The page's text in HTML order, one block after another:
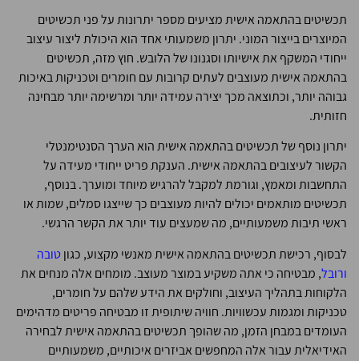
תכשיטים בהתאמה אישית מציעים מספר יתרונות על פני תכשיטים
המיוצרים בייצור המוני. יתרון משמעותי אחד הוא היכולת ליצור עיצוב
ייחודי המשקף את אישיותו וסגנונו של הלובש. חוץ מזה, תכשיטים
בהתאמה אישית מעוצבים לעתים קרובות עם חומרים וטכניקות באיכות
גבוהה יותר, וכתוצאה מכך יצירה עמידה יותר ומרשימה יותר מבחינה
חזותית.
יתרון נוסף של תכשיטים בהתאמה אישית הוא הערך הסנטימנטלי
הקשור לעיצובים בהתאמה אישית. הענקת פריט ייחודי מעידה על
התחשבות ומאמץ, וגורמת למקבל להרגיש מיוחד ומוערך. בנוסף,
תכשיטים מותאמים יכולים להיות מעוצבים כך שייצגו סמלים, שמות או
ראשי תיבות משמעותיים, מה שמעצים עוד יותר את הקשר הרגשי.
לבסוף, רכישת תכשיטים בהתאמה אישית מאנשי מקצוע, כגוןטובה
ורובל, מבטיחה כי אתה משקיע במוצר מעוצב. מומחים אלה מנחים את
הלקוחות בתהליך העיצוב, וחולקים את הידע שלהם על חומרים,
טכניקות ומגמות עכשוויות. חוויה שיתופית זו מבטיחה פריטים מדהימים
העומדים במבחן הזמן, מה שהופך תכשיטים בהתאמה אישית לבחירה
האידיאלית עבור אלה המחפשים אביזרים איכותיים, משמעותיים